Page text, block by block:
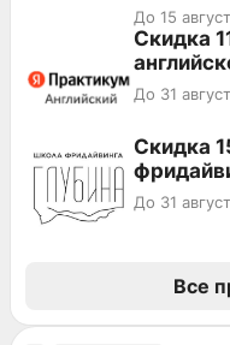
До 15
Скидка
До 31
Скидка
До 31
Все